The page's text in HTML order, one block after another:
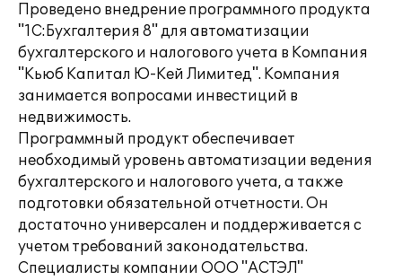
Проведено внедрение программного продукта
"1С:Бухгалтерия 8" для автоматизации
бухгалтерского и налогового учета в Компания
"Кьюб Капитал Ю-Кей Лимитед". Компания
занимается вопросами инвестиций в
недвижимость.
Программный продукт обеспечивает
необходимый уровень автоматизации ведения
бухгалтерского и налогового учета, а также
подготовки обязательной отчетности. Он
достаточно универсален и поддерживается с
учетом требований законодательства.
Специалисты компании ООО "АСТЭЛ"